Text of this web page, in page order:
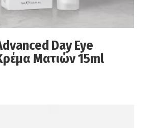
Day Eye
Ματιών 15ml